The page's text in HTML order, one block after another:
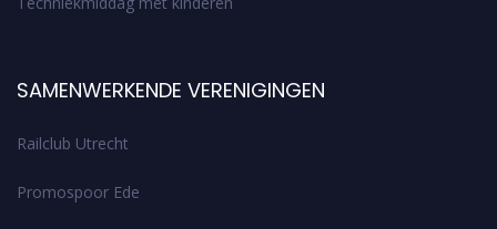
SAMENWERKENDE VERENIGINGEN
Railclub Utrecht
Promospoor Ede